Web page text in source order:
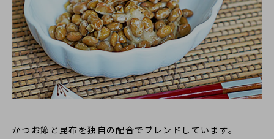
かつお節と昆布を独自の配合でブレンドしています。